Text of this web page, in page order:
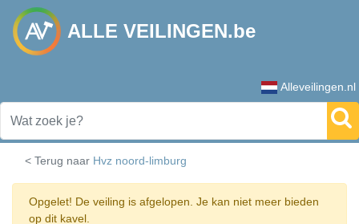
ALLE VEILINGEN.be
Alleveilingen.nl
< Terug naar Hvz noord-limburg
Opgelet! De veiling is afgelopen. Je kan niet meer bieden
op dit kavel.